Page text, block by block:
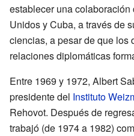
establecer una
Unidos y Cuba, a través de
ciencias, a pesar de que los
relaciones diplomáticas
Entre 1969 y 1972, Albert
presidente del Instituto
Rehovot. Después de
trabajó (de 1974 a 1982)